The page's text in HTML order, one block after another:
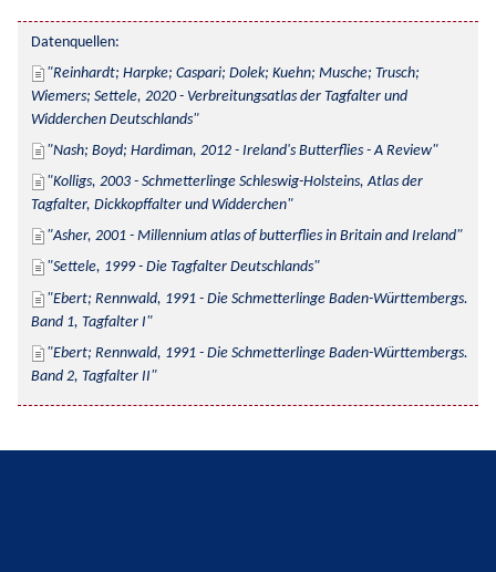
Datenquellen:
Reinhardt; Harpke; Caspari; Dolek; Kuehn; Musche; Trusch;
Wiemers; Settele, 2020 - Verbreitungsatlas der Tagfalter und
Widderchen Deutschlands
Nash; Boyd; Hardiman, 2012 - Ireland's Butterflies - A Review
Kolligs, 2003 - Schmetterlinge Schleswig-Holsteins, Atlas der
Tagfalter, Dickkopffalter und Widderchen
Asher, 2001 - Millennium atlas of butterflies in Britain and Ireland
Settele, 1999 - Die Tagfalter Deutschlands
Ebert; Rennwald, 1991 - Die Schmetterlinge Baden-Württembergs.
Band 1, Tagfalter I
Ebert; Rennwald, 1991 - Die Schmetterlinge Baden-Württembergs.
Band 2, Tagfalter II